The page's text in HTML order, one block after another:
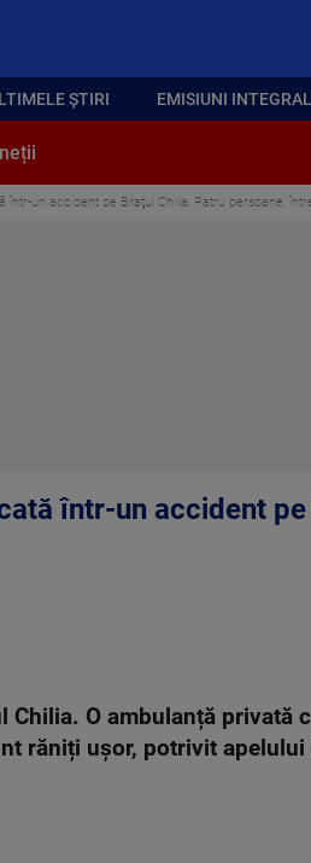
ȘTIRI EMISIUNI
într-un accident pe Braţul Chilia. Patru persoane,
într-un accident
Chilia. O ambulanță
răniți ușor, potrivit apelului